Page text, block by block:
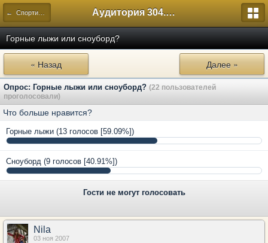
← Спортивный Аудитория 304. История России
Горные лыжи или сноуборд?
« Назад Далее »
Опрос: Горные лыжи или сноуборд? (22 пользователей
проголосовали)
Что больше нравится?
Горные лыжи (13 голосов [59.09%])
Сноуборд (9 голосов [40.91%])
Гости не могут голосовать
Nila
03 ноя 2007